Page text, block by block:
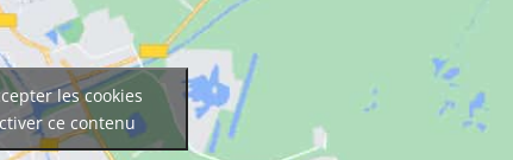
les cookies
ce contenu